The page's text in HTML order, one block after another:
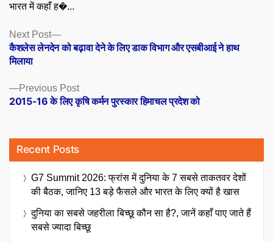
भारत में कहाँ ह�...
Posts
navigation
Previous PostPrevious
post:
2015-16 के लिए कृषि कर्मन पुरस्कार हिमाचल प्रदेश को
Next Post
Next
post:
कैशलेस लेनदेन को बढ़ावा देने के लिए डाक विभाग और एसबीआई ने हाथ
मिलाया
Recent Posts
G7 Summit 2026: फ्रांस में दुनिया के 7 सबसे ताकतवर देशों
की बैठक, जानिए 13 बड़े फैसले और भारत के लिए क्यों है खास
दुनिया का सबसे जहरीला बिच्छू कौन सा है?, जानें कहाँ पाए जाते हैं
सबसे ज्यादा बिच्छू